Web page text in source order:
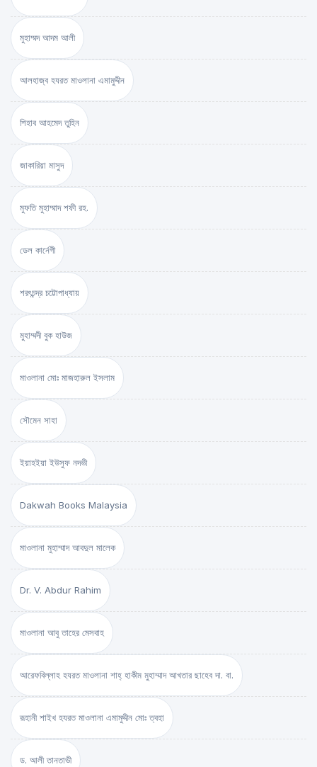
মুহাম্মদ আদম আলী
আলহাজ্ব হযরত মাওলানা এমামুদ্দীন
শিহাব আহমেদ তুহিন
জাকারিয়া মাসুদ
মুফতি মুহাম্মাদ শফী রহ.
ডেল কার্নেগী
শরৎচন্দ্র চট্টোপাধ্যায়
মুহাম্মদী বুক হাউজ
মাওলানা মোঃ মাজহারুল ইসলাম
সৌমেন সাহা
ইয়াহইয়া ইউসুফ নদভী
Dakwah Books Malaysia
মাওলানা মুহাম্মাদ আবদুল মালেক
Dr. V. Abdur Rahim
মাওলানা আবু তাহের মেসবাহ
আরেফবিল্লাহ হযরত মাওলানা শাহ্ হাকীম মুহাম্মাদ আখতার ছাহেব দা. বা.
রূহানী শাইখ হযরত মাওলানা এমামুদ্দীন মোঃ ত্বহা
ড. আলী তানতাভী